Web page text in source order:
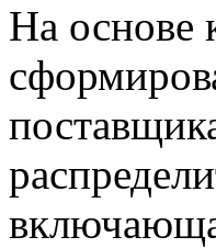
На основе